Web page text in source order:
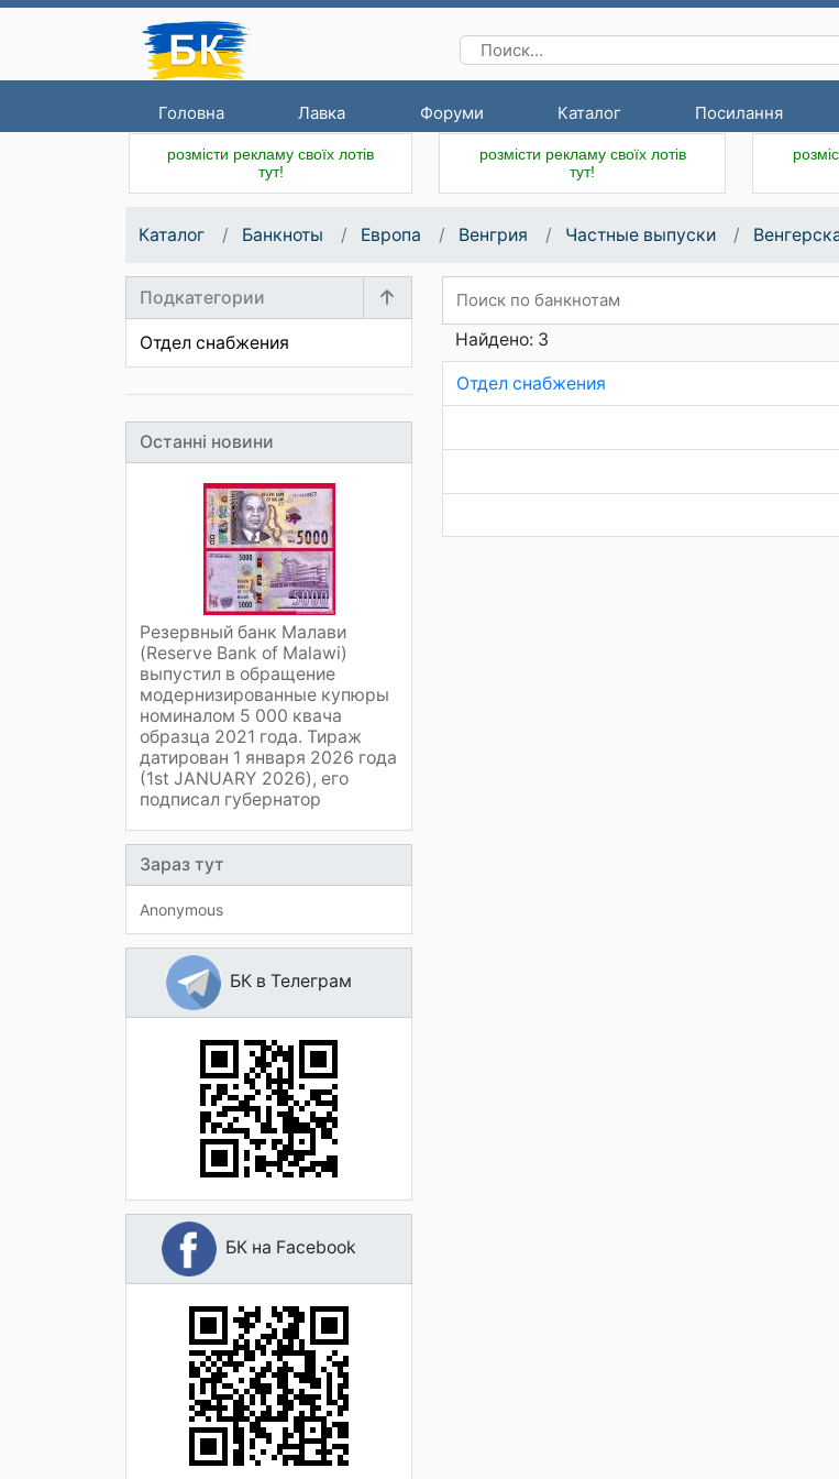
Головна Лавка Форуми Каталог Посилання
розмісти рекламу своїх лотів
тут!
розмісти рекламу своїх лотів
тут!
Каталог Банкноты Европа Венгрия Частные выпуски
Подкатегории
Отдел снабжения
Останні новини
Резервный банк Малави
(Reserve Bank of Malawi)
выпустил в обращение
модернизированные купюры
номиналом 5 000 квача
образца 2021 года. Тираж
датирован 1 января 2026 года
(1st JANUARY 2026), его
подписал губернатор
Зараз тут
Anonymous
БК в Телеграм
БК на Facebook
Найдено: 3
Отдел снабжения